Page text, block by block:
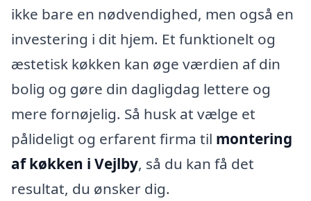
ikke bare en nødvendighed, men også en
investering i dit hjem. Et funktionelt og
æstetisk køkken kan øge værdien af din
bolig og gøre din dagligdag lettere og
mere fornøjelig. Så husk at vælge et
pålideligt og erfarent firma til montering
af køkken i Vejlby, så du kan få det
resultat, du ønsker dig.